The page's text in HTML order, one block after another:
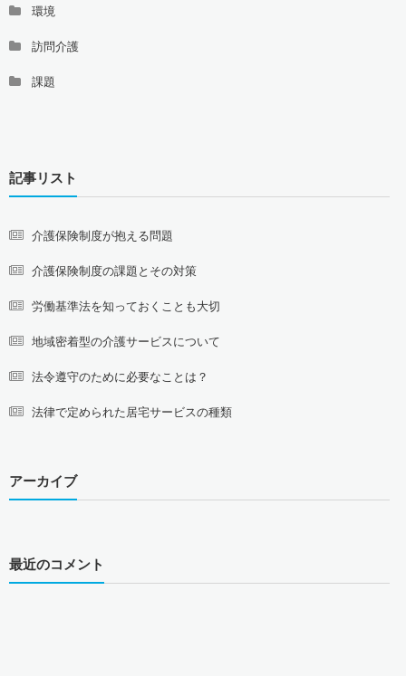
環境
訪問介護
課題
記事リスト
介護保険制度が抱える問題
介護保険制度の課題とその対策
労働基準法を知っておくことも大切
地域密着型の介護サービスについて
法令遵守のために必要なことは？
法律で定められた居宅サービスの種類
アーカイブ
最近のコメント